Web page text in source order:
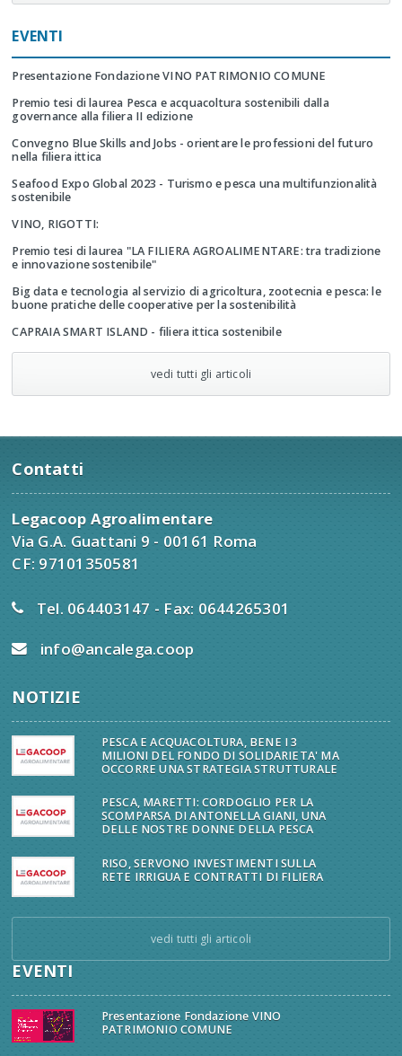
EVENTI
Presentazione Fondazione VINO PATRIMONIO COMUNE
Premio tesi di laurea Pesca e acquacoltura sostenibili dalla
governance alla filiera II edizione
Convegno Blue Skills and Jobs - orientare le professioni del futuro
nella filiera ittica
Seafood Expo Global 2023 - Turismo e pesca una multifunzionalità
sostenibile
VINO, RIGOTTI:
Premio tesi di laurea "LA FILIERA AGROALIMENTARE: tra tradizione
e innovazione sostenibile"
Big data e tecnologia al servizio di agricoltura, zootecnia e pesca: le
buone pratiche delle cooperative per la sostenibilità
CAPRAIA SMART ISLAND - filiera ittica sostenibile
vedi tutti gli articoli
Contatti
Legacoop Agroalimentare
Via G.A. Guattani 9 - 00161 Roma
CF: 97101350581
Tel. 064403147 - Fax: 0644265301
info@ancalega.coop
NOTIZIE
PESCA E ACQUACOLTURA, BENE I 3
MILIONI DEL FONDO DI SOLIDARIETA' MA
OCCORRE UNA STRATEGIA STRUTTURALE
PESCA, MARETTI: CORDOGLIO PER LA
SCOMPARSA DI ANTONELLA GIANI, UNA
DELLE NOSTRE DONNE DELLA PESCA
RISO, SERVONO INVESTIMENTI SULLA
RETE IRRIGUA E CONTRATTI DI FILIERA
vedi tutti gli articoli
EVENTI
Presentazione Fondazione VINO
PATRIMONIO COMUNE